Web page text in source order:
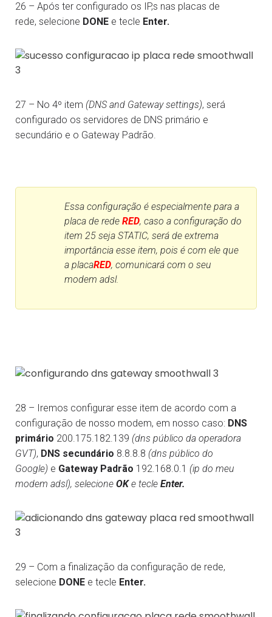
26 – Após ter configurado os IP,s nas placas de
rede, selecione DONE e tecle Enter.
27 – No 4º item (DNS and Gateway settings), será
configurado os servidores de DNS primário e
secundário e o Gateway Padrão.
Essa configuração é especialmente para a
placa de rede RED, caso a configuração do
item 25 seja STATIC, será de extrema
importância esse item, pois é com ele que
a placaRED, comunicará com o seu
modem adsl.
28 – Iremos configurar esse item de acordo com a
configuração de nosso modem, em nosso caso: DNS
primário 200.175.182.139 (dns público da operadora
GVT), DNS secundário 8.8.8.8 (dns público do
Google) e Gateway Padrão 192.168.0.1 (ip do meu
modem adsl), selecione OKe tecle Enter.
29 – Com a finalização da configuração de rede,
selecione DONE e tecle Enter.